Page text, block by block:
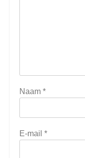
Naam *
E-mail *